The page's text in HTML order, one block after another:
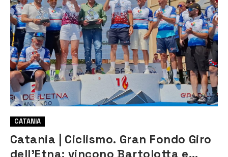
CATANIA
Catania | Ciclismo. Gran Fondo Giro
dell’Etna: vincono Bartolotta e